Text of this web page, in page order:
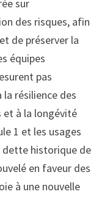
sur
des risques, afin
de préserver la
équipes
pas
résilience des
et à la longévité
1 et les usages
dette historique de
en faveur des
à une nouvelle